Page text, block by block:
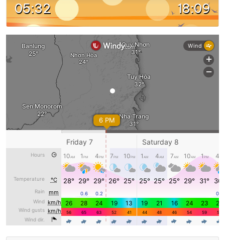
05:32 18:09